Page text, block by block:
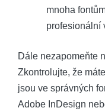
mnoha
profesionální
Dále nezapomeňte
Zkontrolujte, že
jsou ve správných
Adobe InDesign